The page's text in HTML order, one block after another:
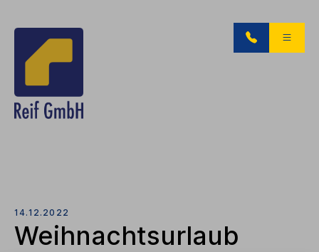
14.12.2022
Weihnachtsurlaub